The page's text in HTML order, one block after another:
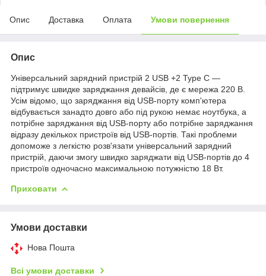
Опис Доставка Оплата Умови повернення
Опис
Універсальний зарядний пристрій 2 USB +2 Type C —
підтримує швидке заряджання девайсів, де є мережа 220 В.
Усім відомо, що заряджання від USB-порту комп'ютера
відбувається занадто довго або під рукою немає ноутбука, а
потрібне заряджання від USB-порту або потрібне заряджання
відразу декількох пристроїв від USB-портів. Такі проблеми
допоможе з легкістю розв'язати універсальний зарядний
пристрій, даючи змогу швидко заряджати від USB-портів до 4
пристроїв одночасно максимальною потужністю 18 Вт.
Приховати
Умови доставки
Нова Пошта
Всі умови доставки